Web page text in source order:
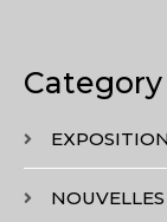
Category